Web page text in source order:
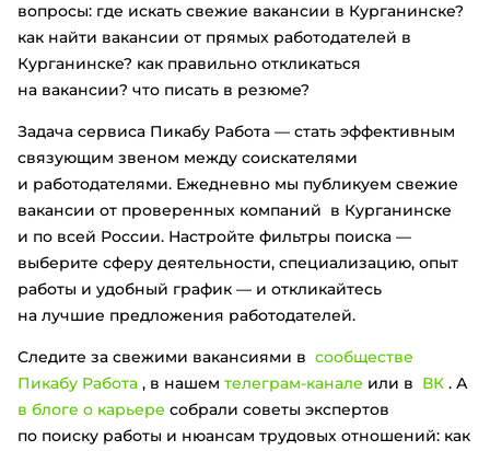
вопросы: где искать свежие вакансии в Курганинске?
как найти вакансии от прямых работодателей в
Курганинске? как правильно откликаться
на вакансии? что писать в резюме?
Задача сервиса Пикабу Работа — стать эффективным
связующим звеном между соискателями
и работодателями. Ежедневно мы публикуем свежие
вакансии от проверенных компаний в Курганинске
и по всей России. Настройте фильтры поиска —
выберите сферу деятельности, специализацию, опыт
работы и удобный график — и откликайтесь
на лучшие предложения работодателей.
Следите за свежими вакансиями в сообществе
Пикабу Работа , в нашем телеграм-канале или в ВК . А
в блоге о карьере собрали советы экспертов
по поиску работы и нюансам трудовых отношений: как